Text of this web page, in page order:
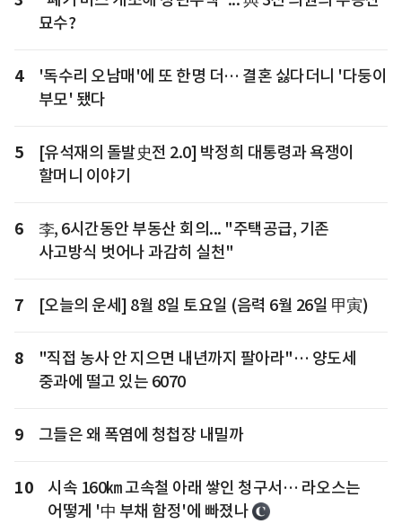
묘수?
4
'독수리 오남매'에 또 한명 더… 결혼 싫다더니 '다둥이
부모' 됐다
5
[유석재의 돌발史전 2.0] 박정희 대통령과 욕쟁이
할머니 이야기
6
李, 6시간동안 부동산 회의... "주택공급, 기존
사고방식 벗어나 과감히 실천"
7 [오늘의 운세] 8월 8일 토요일 (음력 6월 26일 甲寅)
8
"직접 농사 안 지으면 내년까지 팔아라"… 양도세
중과에 떨고 있는 6070
9 그들은 왜 폭염에 청첩장 내밀까
10
시속 160㎞ 고속철 아래 쌓인 청구서… 라오스는
어떻게 '中 부채 함정'에 빠졌나